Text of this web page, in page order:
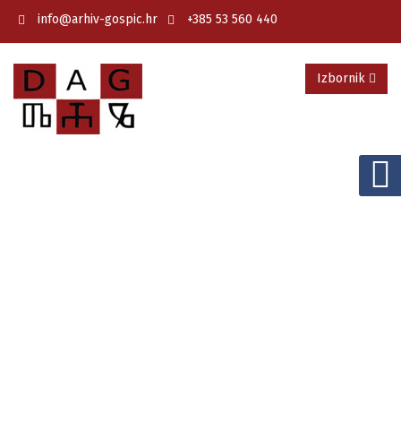
info@arhiv-gospic.hr +385 53 560 440
Izbornik